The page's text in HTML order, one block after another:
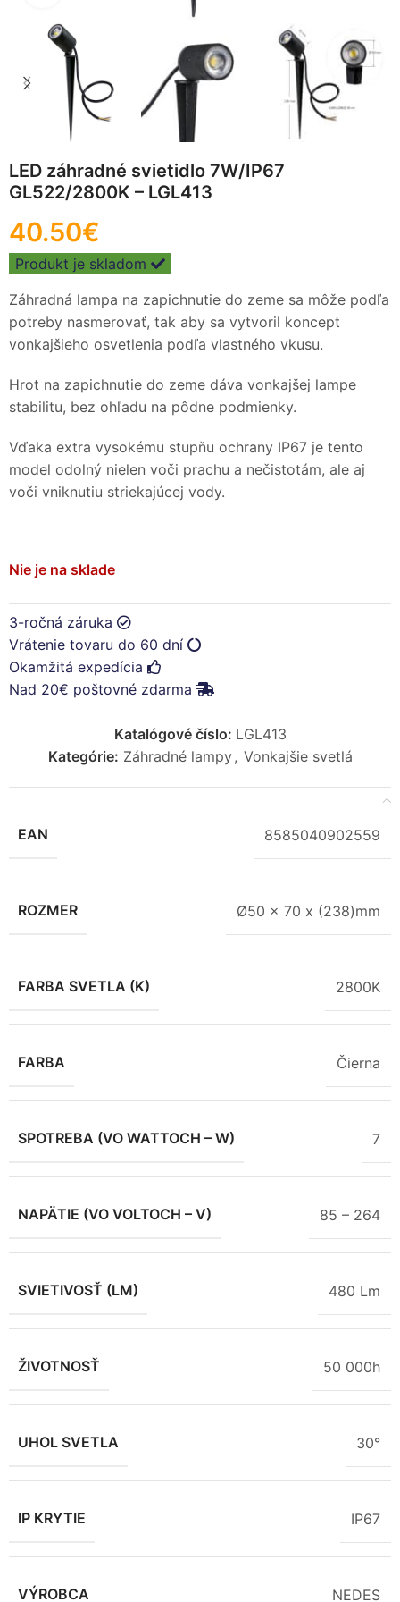
LED záhradné svietidlo 7W/IP67
GL522/2800K – LGL413
40.50€
Produkt je skladom
Záhradná lampa na zapichnutie do zeme sa môže podľa
potreby nasmerovať, tak aby sa vytvoril koncept
vonkajšieho osvetlenia podľa vlastného vkusu.
Hrot na zapichnutie do zeme dáva vonkajšej lampe
stabilitu, bez ohľadu na pôdne podmienky.
Vďaka extra vysokému stupňu ochrany IP67 je tento
model odolný nielen voči prachu a nečistotám, ale aj
voči vniknutiu striekajúcej vody.
Nie je na sklade
3-ročná záruka
Vrátenie tovaru do 60 dní
Okamžitá expedícia
Nad 20€ poštovné zdarma
Katalógové číslo: LGL413
Kategórie: Záhradné lampy, Vonkajšie svetlá
EAN 8585040902559
ROZMER Ø50 x 70 x (238)mm
FARBA SVETLA (K) 2800K
FARBA Čierna
SPOTREBA (VO WATTOCH – W) 7
NAPÄTIE (VO VOLTOCH – V) 85 – 264
SVIETIVOSŤ (LM) 480 Lm
ŽIVOTNOSŤ 50 000h
UHOL SVETLA 30°
IP KRYTIE IP67
VÝROBCA NEDES